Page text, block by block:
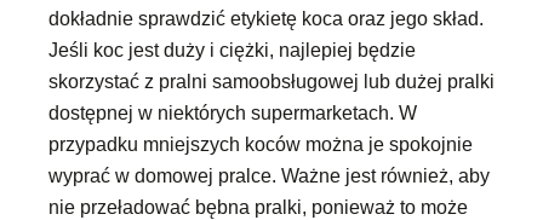
dokładnie sprawdzić etykietę koca oraz jego skład.
Jeśli koc jest duży i ciężki, najlepiej będzie
skorzystać z pralni samoobsługowej lub dużej pralki
dostępnej w niektórych supermarketach. W
przypadku mniejszych koców można je spokojnie
wyprać w domowej pralce. Ważne jest również, aby
nie przeładować bębna pralki, ponieważ to może